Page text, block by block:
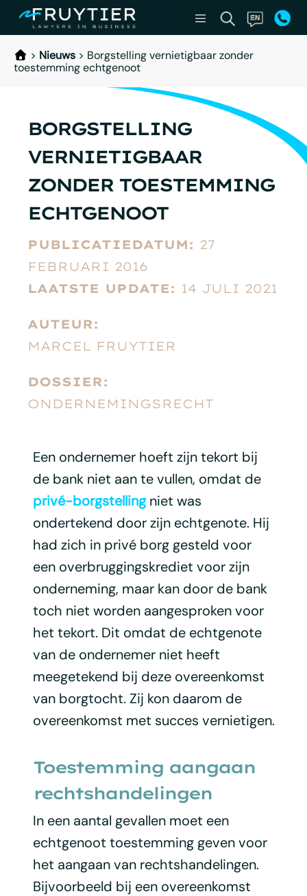
> Nieuws > Borgstelling vernietigbaar zonder
toestemming echtgenoot
BORGSTELLING
VERNIETIGBAAR
ZONDER TOESTEMMING
ECHTGENOOT
PUBLICATIEDATUM: 27
FEBRUARI 2016
LAATSTE UPDATE: 14 JULI 2021
AUTEUR:
MARCEL FRUYTIER
DOSSIER:
ONDERNEMINGSRECHT
Een ondernemer hoeft zijn tekort bij
de bank niet aan te vullen, omdat de
privé-borgstellingniet was
ondertekend door zijn echtgenote. Hij
had zich in privé borg gesteld voor
een overbruggingskrediet voor zijn
onderneming, maar kan door de bank
toch niet worden aangesproken voor
het tekort. Dit omdat de echtgenote
van de ondernemer niet heeft
meegetekend bij deze overeenkomst
van borgtocht. Zij kon daarom de
overeenkomst met succes vernietigen.
Toestemming aangaan
rechtshandelingen
In een aantal gevallen moet een
echtgenoot toestemming geven voor
het aangaan van rechtshandelingen.
Bijvoorbeeld bij een overeenkomst